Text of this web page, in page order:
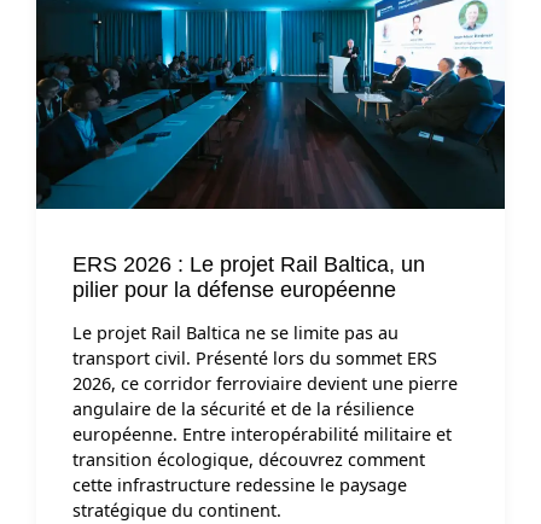
ERS 2026 : Le projet Rail Baltica, un
pilier pour la défense européenne
Le projet Rail Baltica ne se limite pas au
transport civil. Présenté lors du sommet ERS
2026, ce corridor ferroviaire devient une pierre
angulaire de la sécurité et de la résilience
européenne. Entre interopérabilité militaire et
transition écologique, découvrez comment
cette infrastructure redessine le paysage
stratégique du continent.